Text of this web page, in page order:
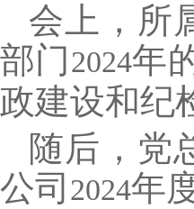
会上，所
部门2024年
政建设和纪
随后，党
公司 2024年